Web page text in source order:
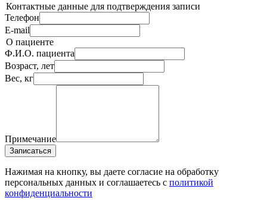
Контактные данные для подтверждения записи
Телефон
E-mail
О пациенте
Ф.И.О. пациента
Возраст, лет
Вес, кг
Примечание
Записаться
Нажимая на кнопку, вы даете согласие на обработку
персональных данных и соглашаетесь c политикой
конфиденциальности